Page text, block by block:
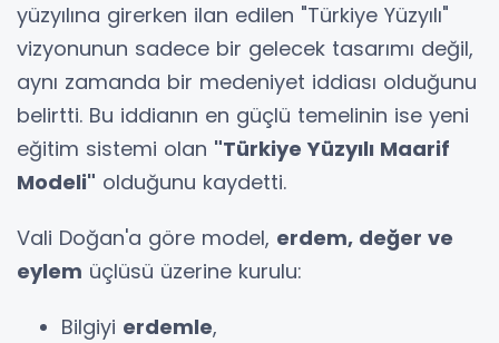
yüzyılına girerken ilan edilen "Türkiye Yüzyılı"
vizyonunun sadece bir gelecek tasarımı değil,
aynı zamanda bir medeniyet iddiası olduğunu
belirtti. Bu iddianın en güçlü temelinin ise yeni
eğitim sistemi olan "Türkiye Yüzyılı Maarif
Modeli" olduğunu kaydetti.
Vali Doğan'a göre model, erdem, değer ve
eylem üçlüsü üzerine kurulu:
Bilgiyi erdemle,